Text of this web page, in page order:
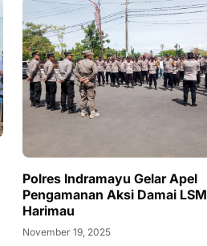
Polres Indramayu Gelar Apel
Pengamanan Aksi Damai LSM
Harimau
November 19, 2025